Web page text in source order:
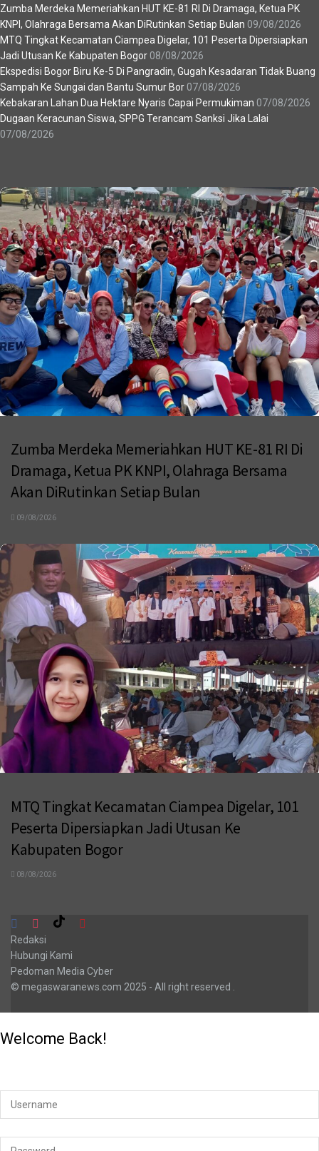
Zumba Merdeka Memeriahkan HUT KE-81 RI Di Dramaga, Ketua PK
KNPI, Olahraga Bersama Akan DiRutinkan Setiap Bulan 09/08/2026
MTQ Tingkat Kecamatan Ciampea Digelar, 101 Peserta Dipersiapkan
Jadi Utusan Ke Kabupaten Bogor 08/08/2026
Ekspedisi Bogor Biru Ke-5 Di Pangradin, Gugah Kesadaran Tidak Buang
Sampah Ke Sungai dan Bantu Sumur Bor 07/08/2026
Kebakaran Lahan Dua Hektare Nyaris Capai Permukiman 07/08/2026
Dugaan Keracunan Siswa, SPPG Terancam Sanksi Jika Lalai
07/08/2026
Zumba Merdeka Memeriahkan HUT KE-81 RI Di
Dramaga, Ketua PK KNPI, Olahraga Bersama
Akan DiRutinkan Setiap Bulan
09/08/2026
MTQ Tingkat Kecamatan Ciampea Digelar, 101
Peserta Dipersiapkan Jadi Utusan Ke
Kabupaten Bogor
08/08/2026
Redaksi
Hubungi Kami
Pedoman Media Cyber
© megaswaranews.com 2025 - All right reserved .
Welcome Back!